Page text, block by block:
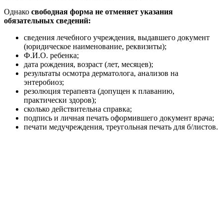
Однако свободная форма не отменяет указания
обязательных сведений:
сведения лечебного учреждения, выдавшего документ
(юридическое наименование, реквизиты);
Ф.И.О. ребенка;
дата рождения, возраст (лет, месяцев);
результаты осмотра дерматолога, анализов на
энтеробиоз;
резолюция терапевта (допущен к плаванию,
практически здоров);
сколько действительна справка;
подпись и личная печать оформившего документ врача;
печати медучреждения, треугольная печать для б/листов.